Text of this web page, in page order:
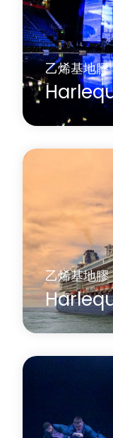
關於 Harlequin
乙烯基地膠
Harlequin Hi-
烯基鏡面地膠
果，更具有出
尤其適合鋪設
面效果的地板
了解更多
關於 Harlequin
乙烯基地膠